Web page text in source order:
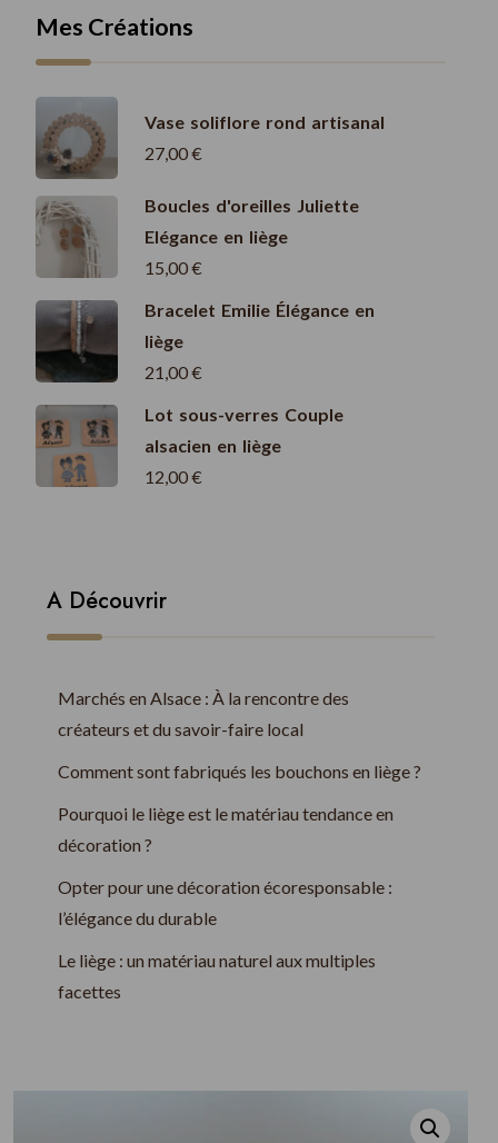
Mes Créations
Vase soliflore rond artisanal
27,00€
Boucles d'oreilles Juliette
Elégance en liège
15,00€
Bracelet Emilie Élégance en
liège
21,00€
Lot sous-verres Couple
alsacien en liège
12,00€
A Découvrir
Marchés en Alsace : À la rencontre des
créateurs et du savoir-faire local
Comment sont fabriqués les bouchons en liège ?
Pourquoi le liège est le matériau tendance en
décoration ?
Opter pour une décoration écoresponsable :
l’élégance du durable
Le liège : un matériau naturel aux multiples
facettes